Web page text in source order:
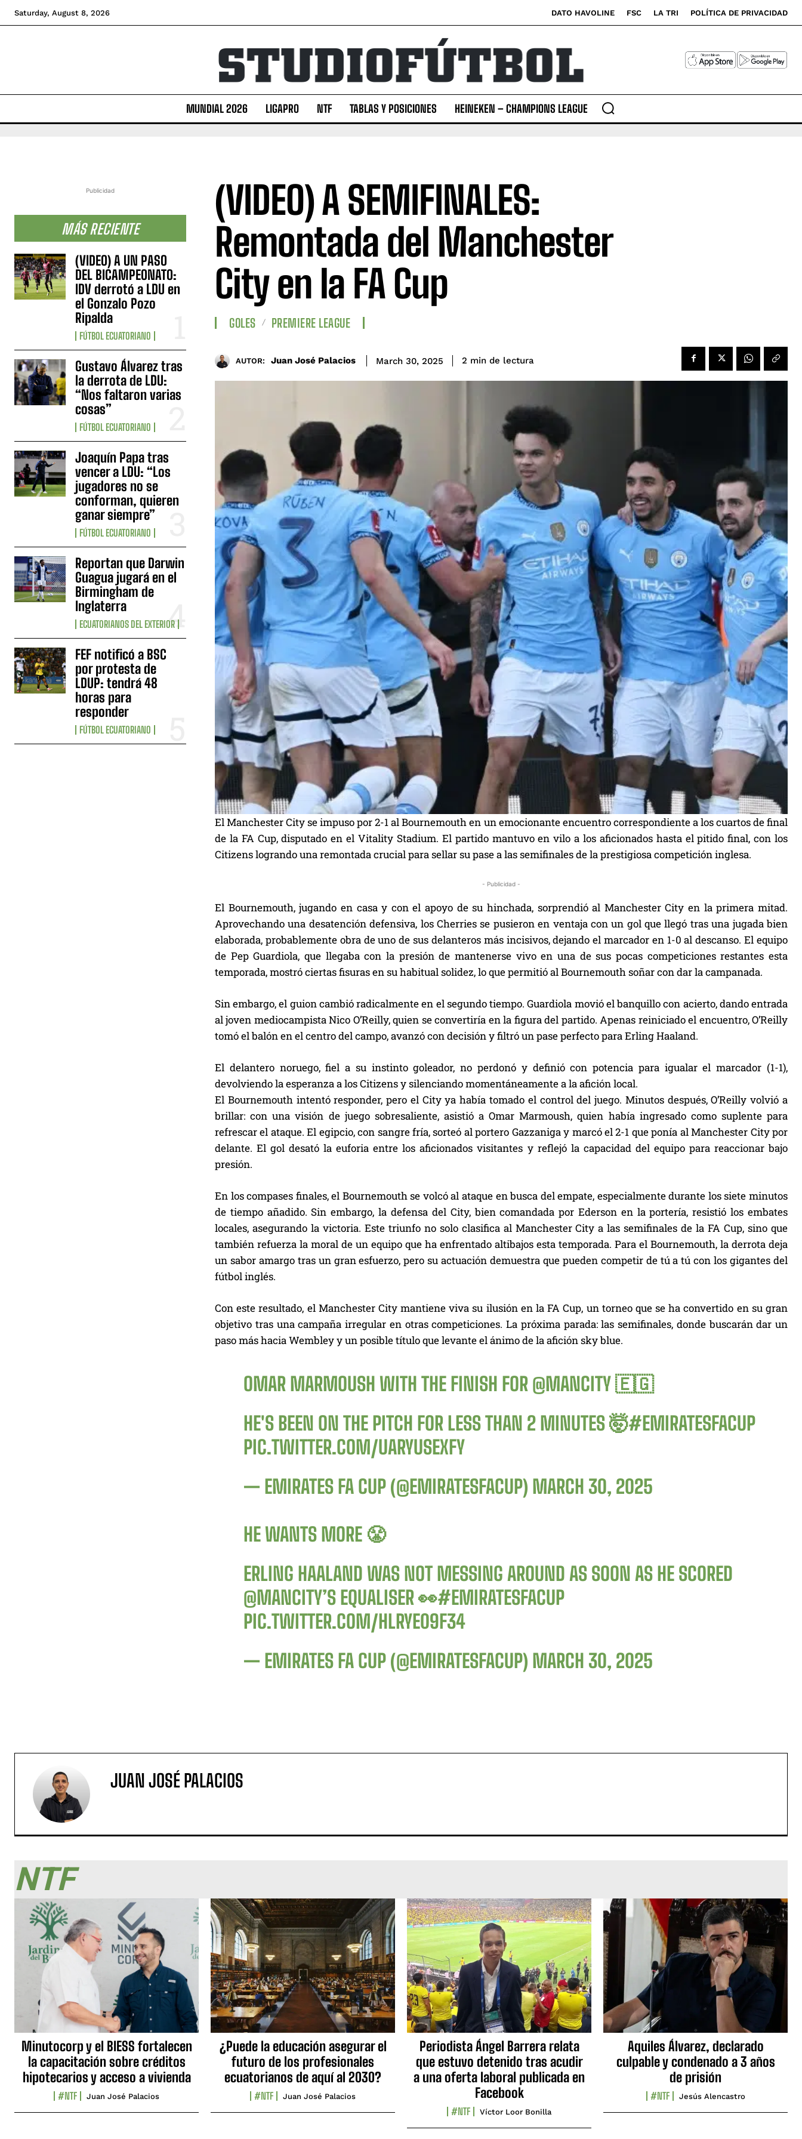
Saturday, August 8, 2026 DATO HAVOLINE FSC LA TRI POLÍTICA DE PRIVACIDAD
MUNDIAL 2026 LIGAPRO NTF TABLAS Y POSICIONES HEINEKEN – CHAMPIONS LEAGUE
Publicidad
MÁS RECIENTE
(VIDEO) A UN PASO
DEL BICAMPEONATO:
IDV derrotó a LDU en
el Gonzalo Pozo
Ripalda
FÚTBOL ECUATORIANO
Gustavo Álvarez tras
la derrota de LDU:
“Nos faltaron varias
cosas”
FÚTBOL ECUATORIANO
Joaquín Papa tras
vencer a LDU: “Los
jugadores no se
conforman, quieren
ganar siempre”
FÚTBOL ECUATORIANO
Reportan que Darwin
Guagua jugará en el
Birmingham de
Inglaterra
ECUATORIANOS DEL EXTERIOR
FEF notificó a BSC
por protesta de
LDUP: tendrá 48
horas para
responder
FÚTBOL ECUATORIANO
(VIDEO) A SEMIFINALES:
Remontada del Manchester
City en la FA Cup
GOLES PREMIERE LEAGUE
AUTOR: Juan José Palacios March 30, 2025 2 min de lectura
El Manchester City se impuso por 2-1 al Bournemouth en un emocionante encuentro correspondiente a los cuartos de final
de la FA Cup, disputado en el Vitality Stadium. El partido mantuvo en vilo a los aficionados hasta el pitido final, con los
Citizens logrando una remontada crucial para sellar su pase a las semifinales de la prestigiosa competición inglesa.
- Publicidad -
El Bournemouth, jugando en casa y con el apoyo de su hinchada, sorprendió al Manchester City en la primera mitad.
Aprovechando una desatención defensiva, los Cherries se pusieron en ventaja con un gol que llegó tras una jugada bien
elaborada, probablemente obra de uno de sus delanteros más incisivos, dejando el marcador en 1-0 al descanso. El equipo
de Pep Guardiola, que llegaba con la presión de mantenerse vivo en una de sus pocas competiciones restantes esta
temporada, mostró ciertas fisuras en su habitual solidez, lo que permitió al Bournemouth soñar con dar la campanada.
Sin embargo, el guion cambió radicalmente en el segundo tiempo. Guardiola movió el banquillo con acierto, dando entrada
al joven mediocampista Nico O’Reilly, quien se convertiría en la figura del partido. Apenas reiniciado el encuentro, O’Reilly
tomó el balón en el centro del campo, avanzó con decisión y filtró un pase perfecto para Erling Haaland.
El delantero noruego, fiel a su instinto goleador, no perdonó y definió con potencia para igualar el marcador (1-1),
devolviendo la esperanza a los Citizens y silenciando momentáneamente a la afición local.
El Bournemouth intentó responder, pero el City ya había tomado el control del juego. Minutos después, O’Reilly volvió a
brillar: con una visión de juego sobresaliente, asistió a Omar Marmoush, quien había ingresado como suplente para
refrescar el ataque. El egipcio, con sangre fría, sorteó al portero Gazzaniga y marcó el 2-1 que ponía al Manchester City por
delante. El gol desató la euforia entre los aficionados visitantes y reflejó la capacidad del equipo para reaccionar bajo
presión.
En los compases finales, el Bournemouth se volcó al ataque en busca del empate, especialmente durante los siete minutos
de tiempo añadido. Sin embargo, la defensa del City, bien comandada por Ederson en la portería, resistió los embates
locales, asegurando la victoria. Este triunfo no solo clasifica al Manchester City a las semifinales de la FA Cup, sino que
también refuerza la moral de un equipo que ha enfrentado altibajos esta temporada. Para el Bournemouth, la derrota deja
un sabor amargo tras un gran esfuerzo, pero su actuación demuestra que pueden competir de tú a tú con los gigantes del
fútbol inglés.
Con este resultado, el Manchester City mantiene viva su ilusión en la FA Cup, un torneo que se ha convertido en su gran
objetivo tras una campaña irregular en otras competiciones. La próxima parada: las semifinales, donde buscarán dar un
paso más hacia Wembley y un posible título que levante el ánimo de la afición sky blue.
OMAR MARMOUSH WITH THE FINISH FOR @MANCITY🇪🇬
HE'S BEEN ON THE PITCH FOR LESS THAN 2 MINUTES 🤯#EMIRATESFACUP
PIC.TWITTER.COM/UARYUSEXFY
— EMIRATES FA CUP (@EMIRATESFACUP) MARCH 30, 2025
HE WANTS MORE 😤
ERLING HAALAND WAS NOT MESSING AROUND AS SOON AS HE SCORED
@MANCITY’S EQUALISER 👀#EMIRATESFACUP
PIC.TWITTER.COM/HLRYE09F34
— EMIRATES FA CUP (@EMIRATESFACUP) MARCH 30, 2025
JUAN JOSÉ PALACIOS
NTF
Minutocorp y el BIESS fortalecen
la capacitación sobre créditos
hipotecarios y acceso a vivienda
#NTF Juan José Palacios
¿Puede la educación asegurar el
futuro de los profesionales
ecuatorianos de aquí al 2030?
#NTF Juan José Palacios
Periodista Ángel Barrera relata
que estuvo detenido tras acudir
a una oferta laboral publicada en
Facebook
#NTF Víctor Loor Bonilla
Aquiles Álvarez, declarado
culpable y condenado a 3 años
de prisión
#NTF Jesús Alencastro